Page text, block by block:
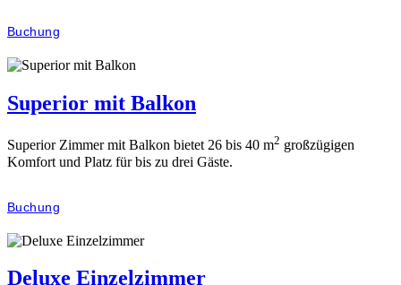
Buchung
Superior mit Balkon
Superior Zimmer mit Balkon bietet 26 bis 40 m2 großzügigen
Komfort und Platz für bis zu drei Gäste.
Buchung
Deluxe Einzelzimmer